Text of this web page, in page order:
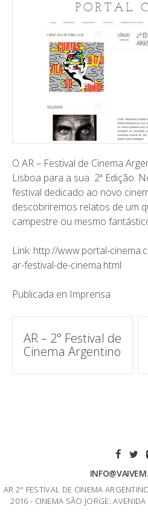
O AR – Festival de Cinema
Lisboa para a sua 2ª Edição.
festival dedicado ao novo
descobriremos relatos de um
campestre ou mesmo
Link: http://www.portal-
ar-festival-de-cinema.html
Publicada en Imprensa
Navegación
de
AR – 2° Festival de
Cinema Argentino
AR 2° FESTIVAL DE CINEMA
2016 - CINEMA SÃO JORGE: